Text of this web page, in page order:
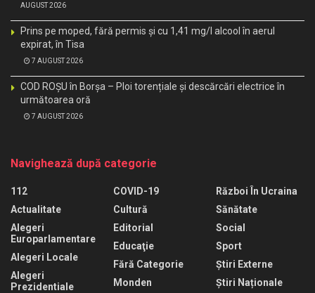
AUGUST 2026
Prins pe moped, fără permis și cu 1,41 mg/l alcool în aerul
expirat, în Tisa
7 AUGUST 2026
COD ROȘU în Borșa – Ploi torențiale și descărcări electrice în
următoarea oră
7 AUGUST 2026
Navighează după categorie
112
Actualitate
Alegeri
Europarlamentare
Alegeri Locale
Alegeri
Prezidentiale
COVID-19
Cultură
Editorial
Educaţie
Fără Categorie
Monden
Război În Ucraina
Sănătate
Social
Sport
Știri Externe
Știri Naționale